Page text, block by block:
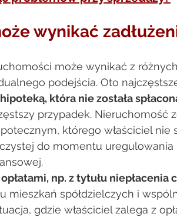
wynikać
może wynikać z
podejścia. Oto
która nie została
przypadek. Nieruchomość
którego właściciel nie
do momentu
np. z tytułu niepłacenia
mieszkań spółdzielczych i
gdzie właściciel zalega z